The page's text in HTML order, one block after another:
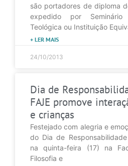
são portadores de diploma
expedido por Seminário
Teológica ou Instituição
+ LER MAIS
24/10/2013
Dia de
FAJE promove
e crianças
Festejado com alegria e
do Dia de
na quinta-feira (17) na
Filosofia e